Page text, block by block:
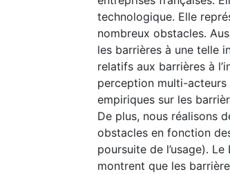
technologique. Elle
nombreux obstacles.
les barrières à une telle
relatifs aux barrières à
perception multi-acteurs
empiriques sur les
De plus, nous réalisons
obstacles en fonction
poursuite de l’usage).
montrent que les